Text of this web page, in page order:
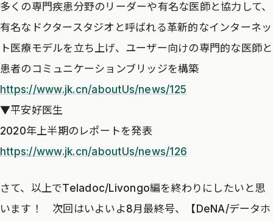
多くの専門疾患分野のリーダーや有名な医師と協力して、
有名なドクタースタジオと呼ばれる革新的なインターネッ
ト医療モデルを立ち上げ、ユーザー向けの専門的な医師と
患者のコミュニケーションブリッジを構築
https://www.jk.cn/aboutUs/news/125
▼平安好医生
2020年上半期のレポートを発表
https://www.jk.cn/aboutUs/news/126
さて、以上でTeladoc/Livongo編を終わりにしたいと思
います！ 次回はいよいよ8月最終号、【DeNA/データホ